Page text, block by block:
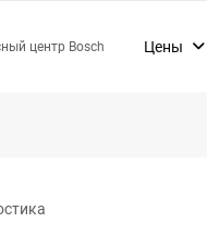
центр Bosch Цены